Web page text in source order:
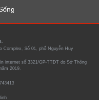
Complex, Số 01, phố Nguyễn Huy
internet số 3321/GP-TTĐT do Sở Thông
2019.